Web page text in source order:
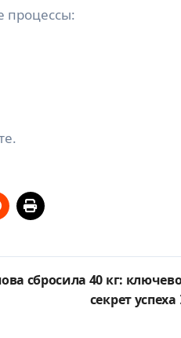
процессы:
сбросила 40 кг:
секрет успеха